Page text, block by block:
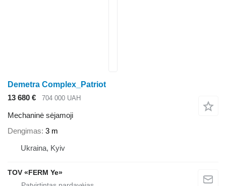
Demetra Complex_Patriot
13 680 €
704 000 UAH
Mechaninė sėjamoji
Dengimas 3 m
Ukraina, Kyiv
TOV «FERM Ye»